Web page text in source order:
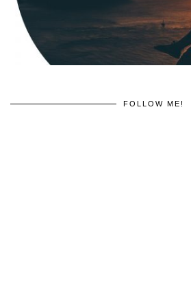
FOLLOW ME!